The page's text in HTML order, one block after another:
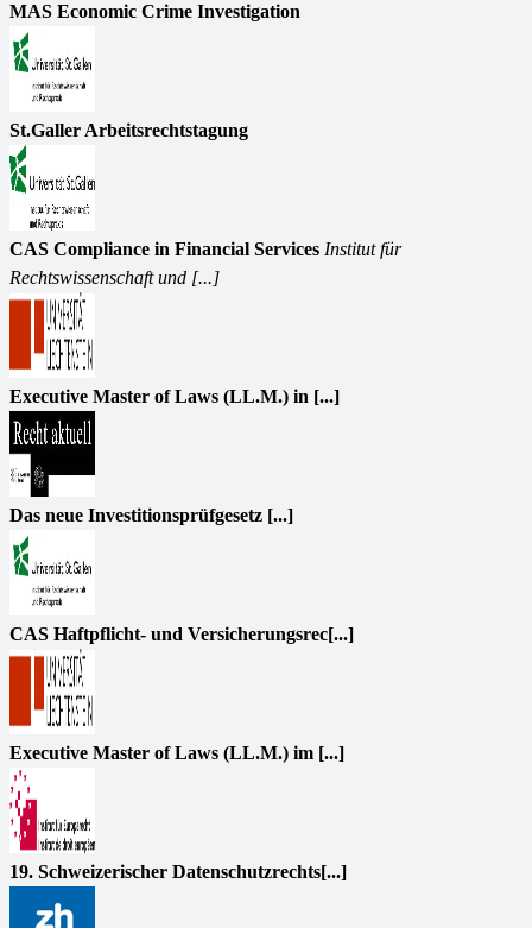
MAS Economic Crime Investigation
St.Galler Arbeitsrechtstagung
CAS Compliance in Financial Services Institut für
Rechtswissenschaft und [...]
Executive Master of Laws (LL.M.) in [...]
Das neue Investitionsprüfgesetz [...]
CAS Haftpflicht- und Versicherungsrec[...]
Executive Master of Laws (LL.M.) im [...]
19. Schweizerischer Datenschutzrechts[...]